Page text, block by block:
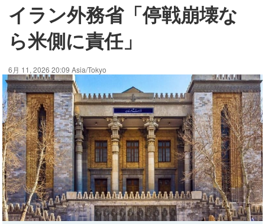
イラン外務省「停戦崩壊な
ら米側に責任」
6月 11, 2026 20:09 Asia/Tokyo